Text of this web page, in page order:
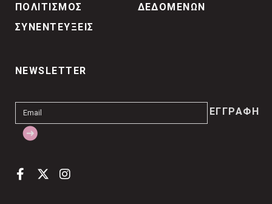
ΠΟΛΙΤΙΣΜΟΣ
ΣΥΝΕΝΤΕΥΞΕΙΣ
ΔΕΔΟΜΕΝΩΝ
NEWSLETTER